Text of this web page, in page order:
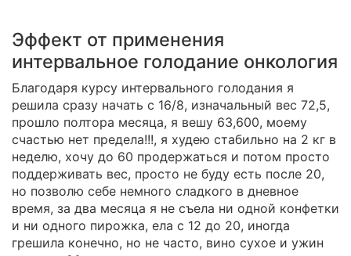
Эффект от применения
интервальное голодание онкология
Благодаря курсу интервального голодания я
решила сразу начать с 16/8, изначальный вес 72,5,
прошло полтора месяца, я вешу 63,600, моему
счастью нет предела!!!, я худею стабильно на 2 кг в
неделю, хочу до 60 продержаться и потом просто
поддерживать вес, просто не буду есть после 20,
но позволю себе немного сладкого в дневное
время, за два месяца я не съела ни одной конфетки
и ни одного пирожка, ела с 12 до 20, иногда
грешила конечно, но не часто, вино сухое и ужин